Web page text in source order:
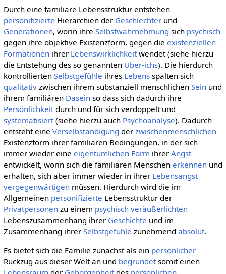
Durch eine familiäre Lebensstruktur entstehen
personifizierte Hierarchien der Geschlechterund
Generationen, worin ihre Selbstwahrnehmung sich psychisch
gegen ihre objektive Existenzform, gegen die existenziellen
Formationenihrer Lebenswirklichkeitwendet (siehe hierzu
die Entstehung des so genannten Über-ichs). Die hierdurch
kontrollierten Selbstgefühle ihres Lebensspalten sich
qualitativzwischen ihrem substanziell menschlichen Seinund
ihrem familiären Daseinso dass sich dadurch ihre
Persönlichkeitdurch und für sich verdoppelt und
systematisiert(siehe hierzu auch Psychoanalyse). Dadurch
entsteht eine Verselbständigung der zwischenmenschlichen
Existenzform ihrer familiären Bedingungen, in der sich
immer wieder eine eigentümlichen Form ihrer Angst
entwickelt, worin sich die familiären Menschen erkennenund
erhalten, sich aber immer wieder in ihrer Lebensangst
vergegenwärtigenmüssen. Hierdurch wird die im
Allgemeinen personifizierte Lebensstruktur der
Privatpersonenzu einem psychisch veräußerlichten
Lebenszusammenhang ihrer Geschichte und im
Zusammenhang ihrer Selbstgefühle zunehmend absolut.
Es bietet sich die Familie zunächst als ein persönlicher
Rückzug aus dieser Welt an und begründetsomit einen